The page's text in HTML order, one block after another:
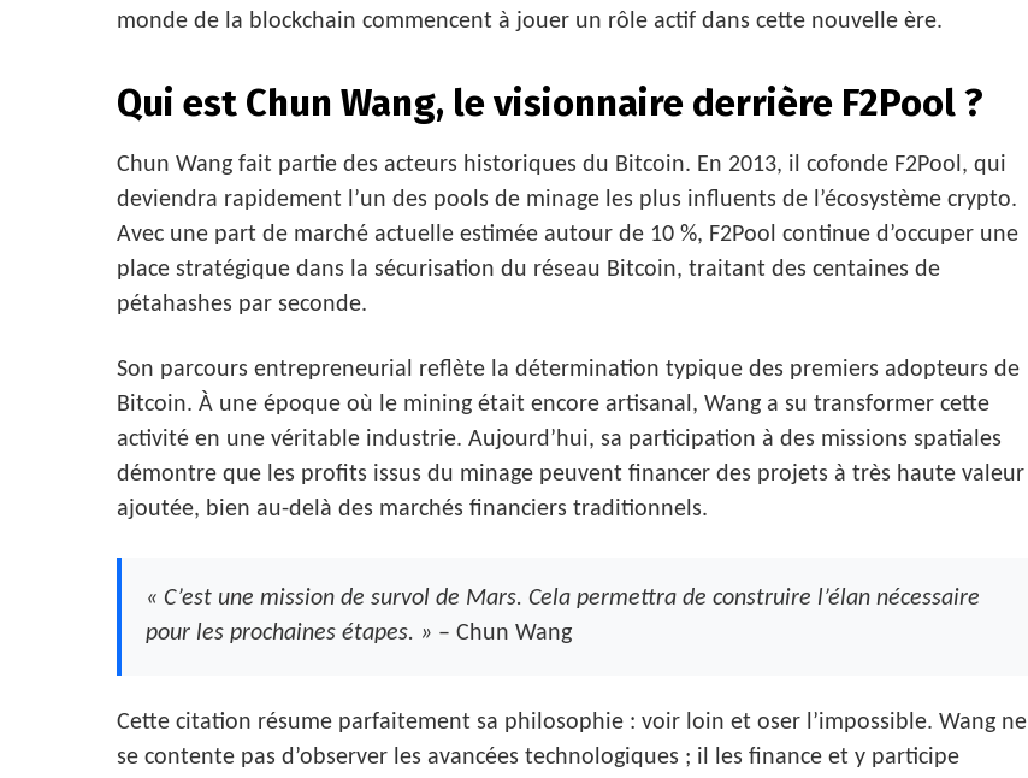
monde de la blockchain commencent à jouer un rôle actif dans cette nouvelle ère.
Qui est Chun Wang, le visionnaire derrière F2Pool ?
Chun Wang fait partie des acteurs historiques du Bitcoin. En 2013, il cofonde F2Pool, qui
deviendra rapidement l’un des pools de minage les plus influents de l’écosystème crypto.
Avec une part de marché actuelle estimée autour de 10 %, F2Pool continue d’occuper une
place stratégique dans la sécurisation du réseau Bitcoin, traitant des centaines de
pétahashes par seconde.
Son parcours entrepreneurial reflète la détermination typique des premiers adopteurs de
Bitcoin. À une époque où le mining était encore artisanal, Wang a su transformer cette
activité en une véritable industrie. Aujourd’hui, sa participation à des missions spatiales
démontre que les profits issus du minage peuvent financer des projets à très haute valeur
ajoutée, bien au-delà des marchés financiers traditionnels.
« C’est une mission de survol de Mars. Cela permettra de construire l’élan nécessaire
pour les prochaines étapes. » – Chun Wang
Cette citation résume parfaitement sa philosophie : voir loin et oser l’impossible. Wang ne
se contente pas d’observer les avancées technologiques ; il les finance et y participe